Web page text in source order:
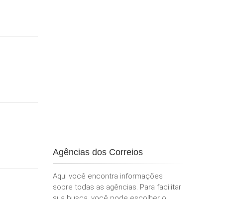
Agências dos Correios
Aqui você encontra informações
sobre todas as agências. Para facilitar